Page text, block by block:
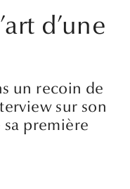
d’une
un recoin de
sur son
première